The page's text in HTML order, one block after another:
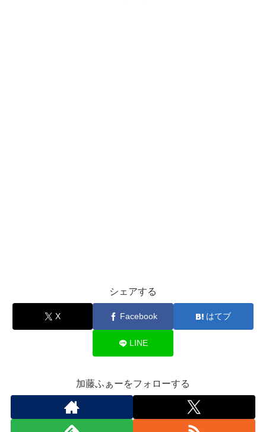
シェアする
X Facebook はてブ
LINE
加藤ふぁーをフォローする